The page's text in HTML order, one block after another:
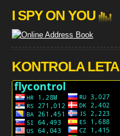
I SPY ON YOU
KONTROLA LETA